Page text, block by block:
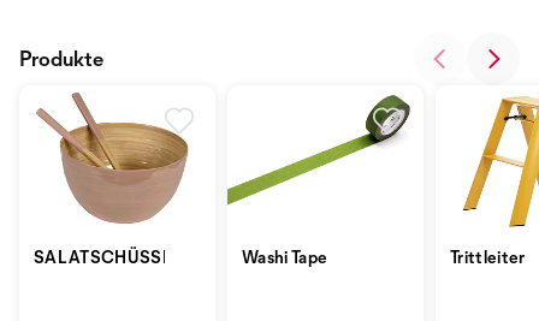
SALATSCHÜSSEL Washi Tape Trittleiter
Produkte